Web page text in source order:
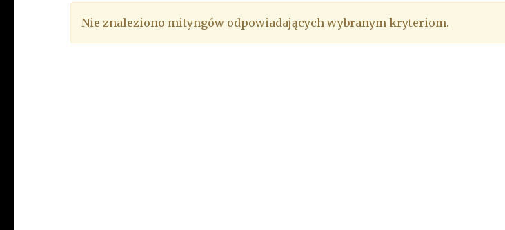
Nie znaleziono mityngów odpowiadających wybranym kryteriom.